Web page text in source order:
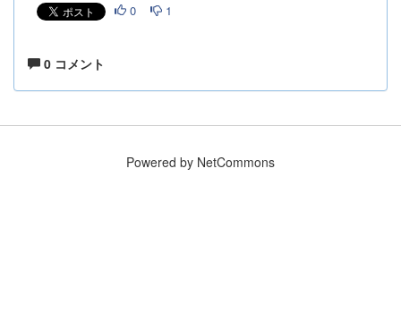
0 1
0 コメント
Powered by NetCommons